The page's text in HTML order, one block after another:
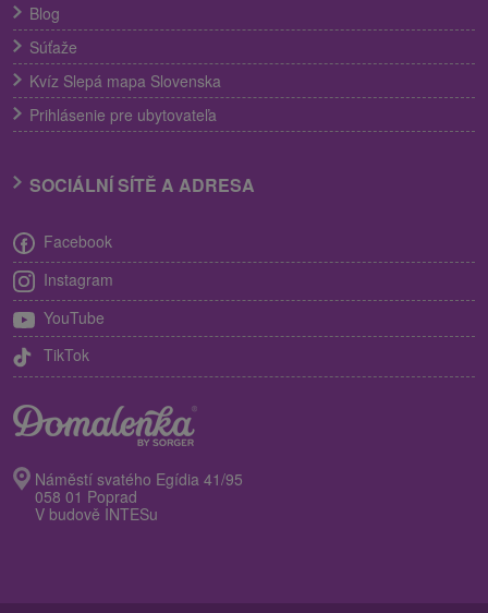
Blog
Súťaže
Kvíz Slepá mapa Slovenska
Prihlásenie pre ubytovateľa
SOCIÁLNÍ SÍTĚ A ADRESA
Facebook
Instagram
YouTube
TikTok
Náměstí svatého Egídia 41/95
058 01 Poprad
V budově INTESu